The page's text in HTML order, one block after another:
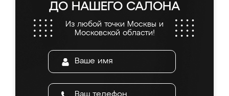
ДО НАШЕГО САЛОНА
Из любой точки Москвы и
Московской области!